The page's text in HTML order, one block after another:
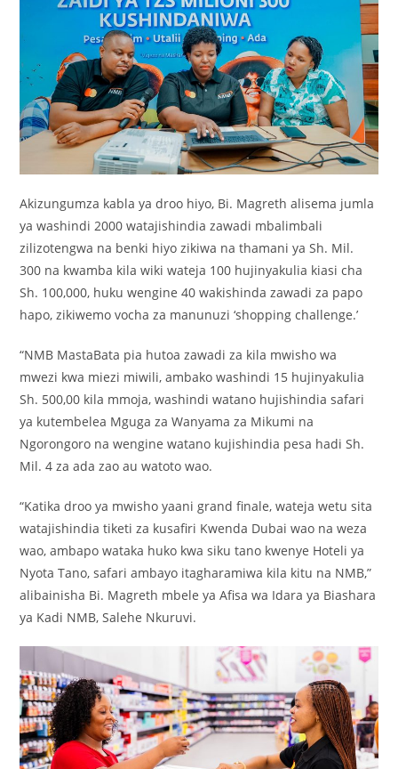
Akizungumza kabla ya droo hiyo, Bi. Magreth alisema jumla
ya washindi 2000 watajishindia zawadi mbalimbali
zilizotengwa na benki hiyo zikiwa na thamani ya Sh. Mil.
300 na kwamba kila wiki wateja 100 hujinyakulia kiasi cha
Sh. 100,000, huku wengine 40 wakishinda zawadi za papo
hapo, zikiwemo vocha za manunuzi ‘shopping challenge.’
“NMB MastaBata pia hutoa zawadi za kila mwisho wa
mwezi kwa miezi miwili, ambako washindi 15 hujinyakulia
Sh. 500,00 kila mmoja, washindi watano hujishindia safari
ya kutembelea Mguga za Wanyama za Mikumi na
Ngorongoro na wengine watano kujishindia pesa hadi Sh.
Mil. 4 za ada zao au watoto wao.
“Katika droo ya mwisho yaani grand finale, wateja wetu sita
watajishindia tiketi za kusafiri Kwenda Dubai wao na weza
wao, ambapo wataka huko kwa siku tano kwenye Hoteli ya
Nyota Tano, safari ambayo itagharamiwa kila kitu na NMB,”
alibainisha Bi. Magreth mbele ya Afisa wa Idara ya Biashara
ya Kadi NMB, Salehe Nkuruvi.